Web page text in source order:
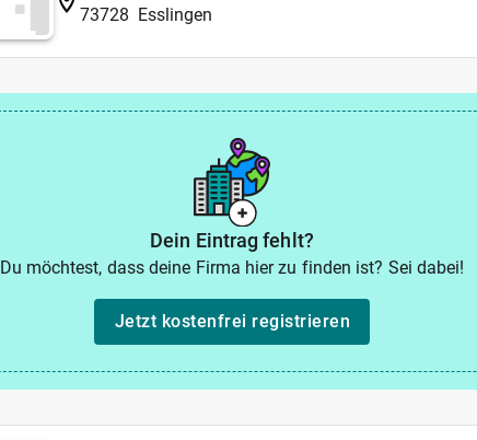
73728 Esslingen
Dein Eintrag fehlt?
Du möchtest, dass deine Firma hier zu finden ist? Sei dabei!
Jetzt kostenfrei registrieren